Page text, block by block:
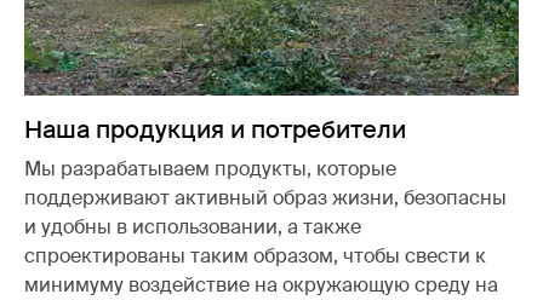
Наша продукция и потребители
Мы разрабатываем продукты, которые
поддерживают активный образ жизни, безопасны
и удобны в использовании, а также
спроектированы таким образом, чтобы свести к
минимуму воздействие на окружающую среду на